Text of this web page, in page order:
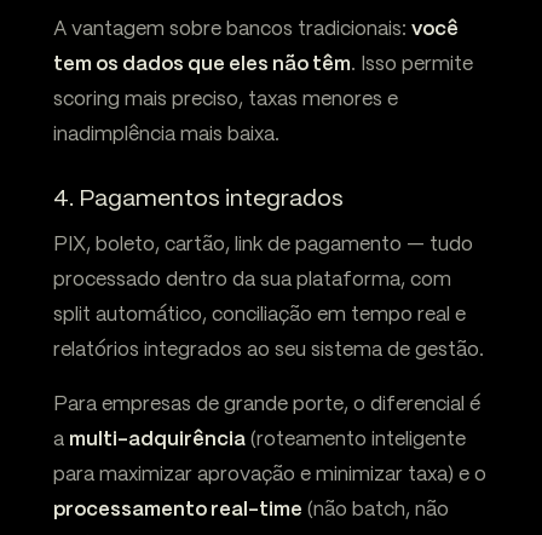
A vantagem sobre bancos tradicionais: você
tem os dados que eles não têm. Isso permite
scoring mais preciso, taxas menores e
inadimplência mais baixa.
4. Pagamentos integrados
PIX, boleto, cartão, link de pagamento — tudo
processado dentro da sua plataforma, com
split automático, conciliação em tempo real e
relatórios integrados ao seu sistema de gestão.
Para empresas de grande porte, o diferencial é
a multi-adquirência (roteamento inteligente
para maximizar aprovação e minimizar taxa) e o
processamento real-time (não batch, não